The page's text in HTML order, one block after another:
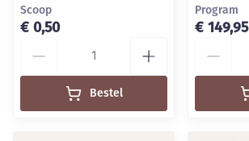
Scoop
€ 0,50
Bestel
Program
€ 149,95